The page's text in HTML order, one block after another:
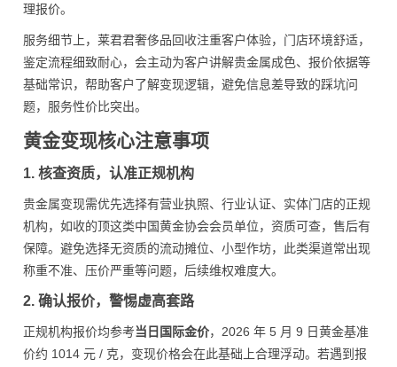
理报价。
服务细节上，莱君君奢侈品回收注重客户体验，门店环境舒适，
鉴定流程细致耐心，会主动为客户讲解贵金属成色、报价依据等
基础常识，帮助客户了解变现逻辑，避免信息差导致的踩坑问
题，服务性价比突出。
黄金变现核心注意事项
1. 核查资质，认准正规机构
贵金属变现需优先选择有营业执照、行业认证、实体门店的正规
机构，如收的顶这类中国黄金协会会员单位，资质可查，售后有
保障。避免选择无资质的流动摊位、小型作坊，此类渠道常出现
称重不准、压价严重等问题，后续维权难度大。
2. 确认报价，警惕虚高套路
正规机构报价均参考当日国际金价，2026 年 5 月 9 日黄金基准
价约 1014 元 / 克，变现价格会在此基础上合理浮动。若遇到报